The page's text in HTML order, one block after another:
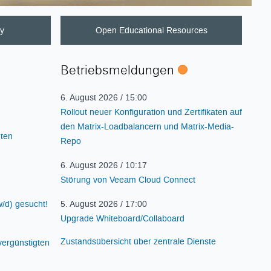
Open Educational Resources
d) gesucht!
Betriebsmeldungen Status
6. August 2026 / 15:00
Rollout neuer Konfiguration und Zertifikaten auf
den Matrix-Loadbalancern und Matrix-Media-
Repo
6. August 2026 / 10:17
Störung von Veeam Cloud Connect
5. August 2026 / 17:00
Upgrade Whiteboard/Collaboard
Zustandsübersicht über zentrale Dienste